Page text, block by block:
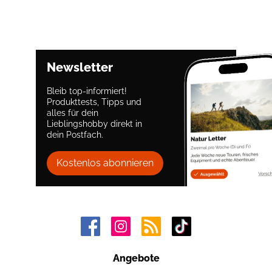
Newsletter
Bleib top-informiert!
Produkttests, Tipps und
alles für dein
Lieblingshobby direkt in
dein Postfach.
Kostenlos abonnieren
Angebote